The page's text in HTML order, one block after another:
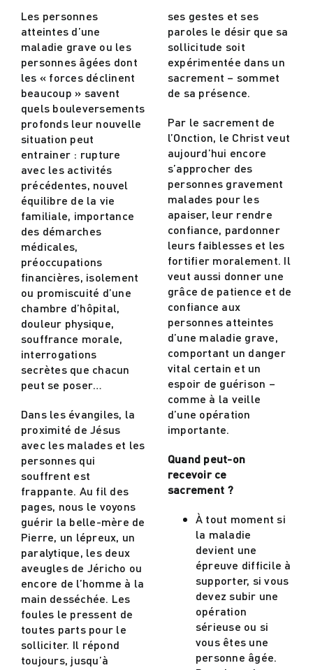
Actualités
Les personnes
atteintes d’une
maladie grave ou les
personnes âgées dont
les « forces déclinent
beaucoup » savent
quels bouleversements
profonds leur nouvelle
situation peut
entrainer : rupture
avec les activités
précédentes, nouvel
équilibre de la vie
familiale, importance
des démarches
médicales,
préoccupations
financières, isolement
ou promiscuité d’une
chambre d’hôpital,
douleur physique,
souffrance morale,
interrogations
secrètes que chacun
peut se poser…
Dans les évangiles, la
proximité de Jésus
avec les malades et les
personnes qui
souffrent est
frappante. Au fil des
pages, nous le voyons
guérir la belle-mère de
Pierre, un lépreux, un
paralytique, les deux
aveugles de Jéricho ou
encore de l’homme à la
main desséchée. Les
foules le pressent de
toutes parts pour le
solliciter. Il répond
toujours, jusqu’à
ses gestes et ses
paroles le désir que sa
sollicitude soit
expérimentée dans un
sacrement – sommet
de sa présence.
Par le sacrement de
l’Onction, le Christ veut
aujourd’hui encore
s’approcher des
personnes gravement
malades pour les
apaiser, leur rendre
confiance, pardonner
leurs faiblesses et les
fortifier moralement. Il
veut aussi donner une
grâce de patience et de
confiance aux
personnes atteintes
d’une maladie grave,
comportant un danger
vital certain et un
espoir de guérison –
comme à la veille
d’une opération
importante.
Quand peut-on
recevoir ce
sacrement ?
À tout moment si
la maladie
devient une
épreuve difficile à
supporter, si vous
devez subir une
opération
sérieuse ou si
vous êtes une
personne âgée.